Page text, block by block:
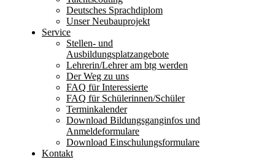
Deutsches Sprachdiplom
Unser Neubauprojekt
Service
Stellen- und
Ausbildungsplatzangebote
Lehrerin/Lehrer am btg werden
Der Weg zu uns
FAQ für Interessierte
FAQ für Schülerinnen/Schüler
Terminkalender
Download Bildungsganginfos und
Anmeldeformulare
Download Einschulungsformulare
Kontakt